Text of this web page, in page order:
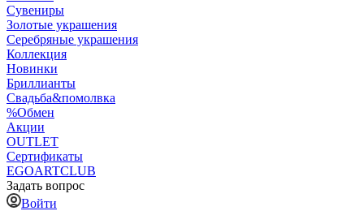
Сувениры
Золотые украшения
Серебряные украшения
Коллекция
Новинки
Бриллианты
Свадьба&помолвка
%Обмен
Акции
OUTLET
Сертификаты
EGOARTCLUB
Задать вопрос
Войти